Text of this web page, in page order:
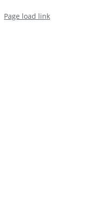
Page load link